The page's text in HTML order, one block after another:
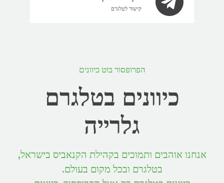
קישור לטלגרם
הפרופסור בוט כיוונים
כיוונים בטלגרם
גלרייה
אנחנו אוהבים ותמוכים בקהילת הקנאביס בישראל,
בטלגרם ובכל מקום בעולם.